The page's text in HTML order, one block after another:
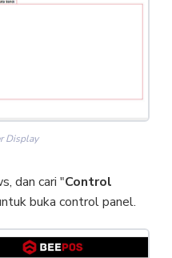
Display
dan cari "Control
buka control panel.